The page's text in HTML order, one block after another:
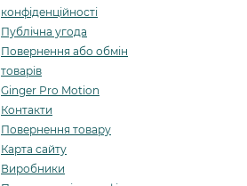
конфіденційності
Публічна угода
Повернення або обмін
товарів
Ginger Pro Motion
Контакти
Повернення товару
Карта сайту
Виробники